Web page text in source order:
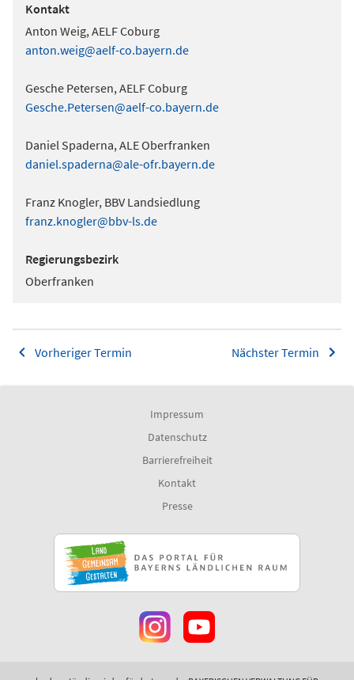
Kontakt
Anton Weig, AELF Coburg
anton.weig@aelf-co.bayern.de
Gesche Petersen, AELF Coburg
Gesche.Petersen@aelf-co.bayern.de
Daniel Spaderna, ALE Oberfranken
daniel.spaderna@ale-ofr.bayern.de
Franz Knogler, BBV Landsiedlung
franz.knogler@bbv-ls.de
Regierungsbezirk
Oberfranken
Vorheriger Termin Nächster Termin
Impressum
Datenschutz
Barrierefreiheit
Kontakt
Presse